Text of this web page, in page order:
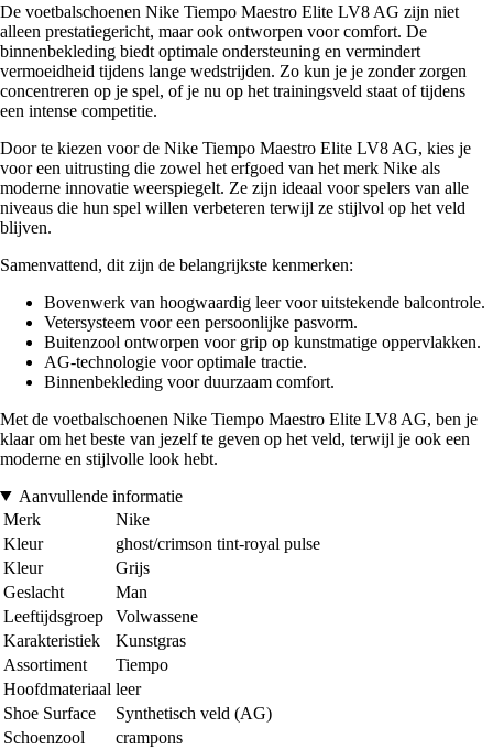
De voetbalschoenen Nike Tiempo Maestro Elite LV8 AG zijn niet
alleen prestatiegericht, maar ook ontworpen voor comfort. De
binnenbekleding biedt optimale ondersteuning en vermindert
vermoeidheid tijdens lange wedstrijden. Zo kun je je zonder zorgen
concentreren op je spel, of je nu op het trainingsveld staat of tijdens
een intense competitie.
Door te kiezen voor de Nike Tiempo Maestro Elite LV8 AG, kies je
voor een uitrusting die zowel het erfgoed van het merk Nike als
moderne innovatie weerspiegelt. Ze zijn ideaal voor spelers van alle
niveaus die hun spel willen verbeteren terwijl ze stijlvol op het veld
blijven.
Samenvattend, dit zijn de belangrijkste kenmerken:
Bovenwerk van hoogwaardig leer voor uitstekende balcontrole.
Vetersysteem voor een persoonlijke pasvorm.
Buitenzool ontworpen voor grip op kunstmatige oppervlakken.
AG-technologie voor optimale tractie.
Binnenbekleding voor duurzaam comfort.
Met de voetbalschoenen Nike Tiempo Maestro Elite LV8 AG, ben je
klaar om het beste van jezelf te geven op het veld, terwijl je ook een
moderne en stijlvolle look hebt.
Aanvullende informatie
Merk
Nike
Kleur
ghost/crimson tint-royal pulse
Kleur
Grijs
Geslacht
Man
Leeftijdsgroep
Volwassene
Karakteristiek
Kunstgras
Assortiment
Tiempo
Hoofdmateriaal leer
Shoe Surface
Synthetisch veld (AG)
Schoenzool
crampons